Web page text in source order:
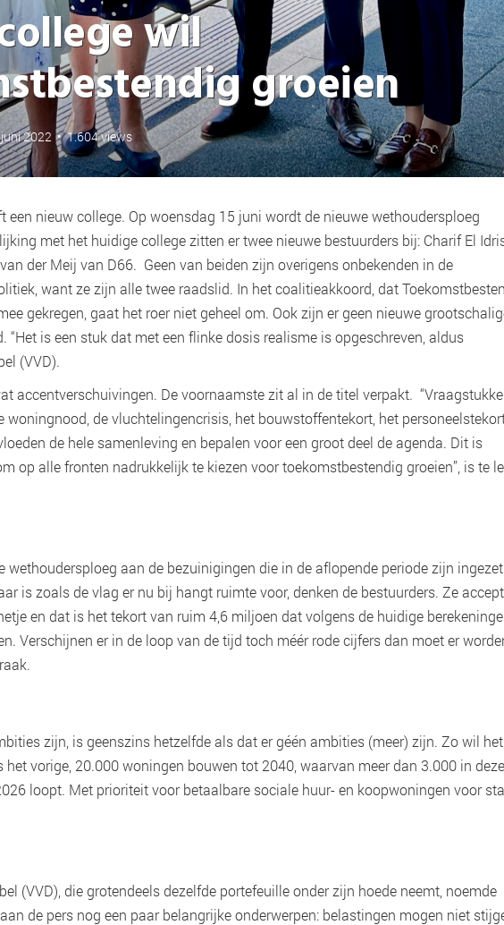
wil
groeien
2022 •1.604 views
een nieuw college. Op woensdag 15 juni wordt de nieuwe wethoudersploeg
met het huidige college zitten er twee nieuwe bestuurders bij: Charif El
der Meij van D66. Geen van beiden zijn overigens onbekenden in de
want ze zijn alle twee raadslid. In het coalitieakkoord, dat
gekregen, gaat het roer niet geheel om. Ook zijn er geen nieuwe
“Het is een stuk dat met een flinke dosis realisme is opgeschreven, aldus
(VVD).
accentverschuivingen. De voornaamste zit al in de titel verpakt.
woningnood, de vluchtelingencrisis, het bouwstoffentekort, het
de hele samenleving en bepalen voor een groot deel de agenda. Dit is
op alle fronten nadrukkelijk te kiezen voor toekomstbestendig groeien”, is te
wethoudersploeg aan de bezuinigingen die in de aflopende periode zijn
is zoals de vlag er nu bij hangt ruimte voor, denken de bestuurders. Ze
en dat is het tekort van ruim 4,6 miljoen dat volgens de huidige
Verschijnen er in de loop van de tijd toch méér rode cijfers dan moet er
zijn, is geenszins hetzelfde als dat er géén ambities (meer) zijn. Zo wil het
het vorige, 20.000 woningen bouwen tot 2040, waarvan meer dan 3.000 in deze
loopt. Met prioriteit voor betaalbare sociale huur- en koopwoningen voor
(VVD), die grotendeels dezelfde portefeuille onder zijn hoede neemt, noemde
de pers nog een paar belangrijke onderwerpen: belastingen mogen niet